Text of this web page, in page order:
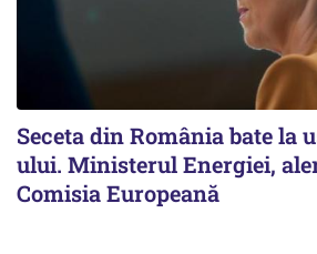
Seceta din România bate la
ului. Ministerul Energiei,
Comisia Europeană